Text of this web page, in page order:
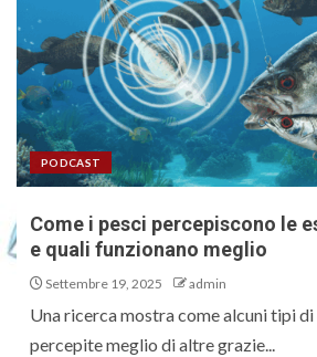
PODCAST
Come i pesci percepiscono le
e quali funzionano meglio
Settembre 19, 2025 admin
Una ricerca mostra come alcuni tipi di
percepite meglio di altre grazie...